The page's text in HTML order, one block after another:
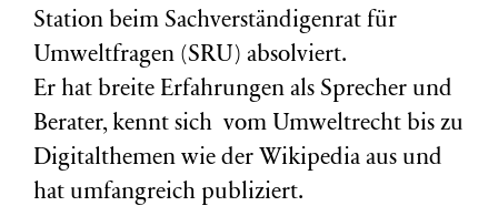
Station beim Sachverständigenrat für
Umweltfragen (SRU ) absolviert.
Er hat breite Erfahrungen als Sprecher und
Berater, kennt sich vom Umweltrecht bis zu
Digitalthemen wie der Wikipedia aus und
hat umfangreich publiziert.